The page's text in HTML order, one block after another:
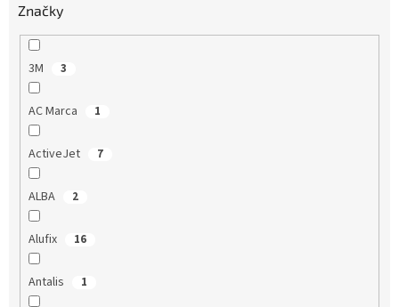
Značky
3M 3
AC Marca 1
ActiveJet 7
ALBA 2
Alufix 16
Antalis 1